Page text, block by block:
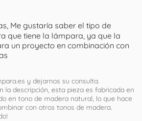
Me gustaría saber el tipo de
que tiene la lámpara, ya que la
un proyecto en combinación con
y dejarnos su consulta.
la descripción, esta pieza es fabricada en
en tono de madera natural, lo que hace
con otros tonos de madera.